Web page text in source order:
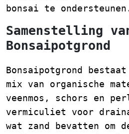
bonsai te
Samenstelling
Bonsaipotgrond
Bonsaipotgrond
mix van organische
veenmos, schors en
vermiculiet voor
wat zand bevatten om